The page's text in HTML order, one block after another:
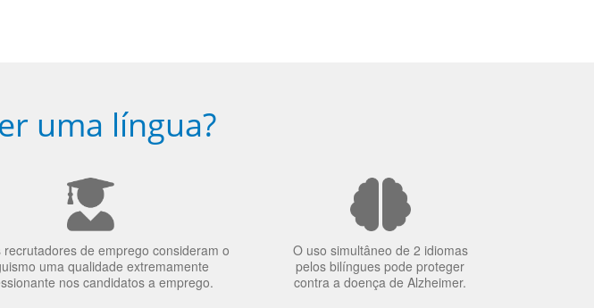
uma língua?
recrutadores de emprego consideram o
uma qualidade extremamente
nos candidatos a emprego.
O uso simultâneo de 2 idiomas
pelos bilíngues pode proteger
contra a doença de Alzheimer.